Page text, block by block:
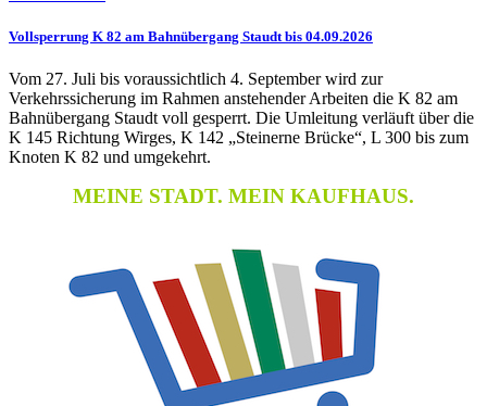
Vollsperrung K 82 am Bahnübergang Staudt bis 04.09.2026
Vom 27. Juli bis voraussichtlich 4. September wird zur
Verkehrssicherung im Rahmen anstehender Arbeiten die K 82 am
Bahnübergang Staudt voll gesperrt. Die Umleitung verläuft über die
K 145 Richtung Wirges, K 142 „Steinerne Brücke“, L 300 bis zum
Knoten K 82 und umgekehrt.
MEINE STADT. MEIN KAUFHAUS.